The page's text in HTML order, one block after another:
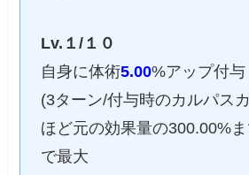
Lv.１/１０
自身に体術5.00%アップ付与
(3ターン/付与時のカルパス
ほど元の効果量の300.00%
で最大